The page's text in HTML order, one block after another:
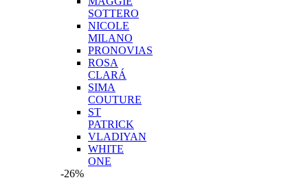
SOTTERO
NICOLE
MILANO
PRONOVIAS
ROSA
CLARÁ
SIMA
COUTURE
ST
PATRICK
VLADIYAN
WHITE
ONE
-26%